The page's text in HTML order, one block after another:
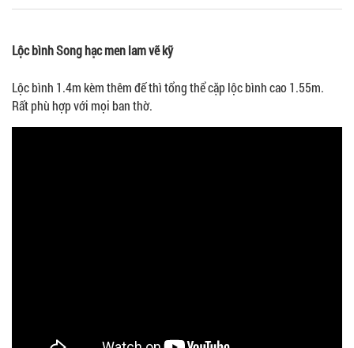
Lộc bình Song hạc men lam vẽ kỹ
Lộc bình 1.4m kèm thêm đế thì tổng thể cặp lộc bình cao 1.55m.
Rất phù hợp với mọi ban thờ.